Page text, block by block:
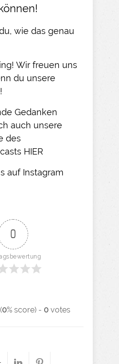
wie das genau
Wir freuen uns
du unsere
Gedanken
auch unsere
des
HIER
auf Instagram
0
0% score) - 0 votes